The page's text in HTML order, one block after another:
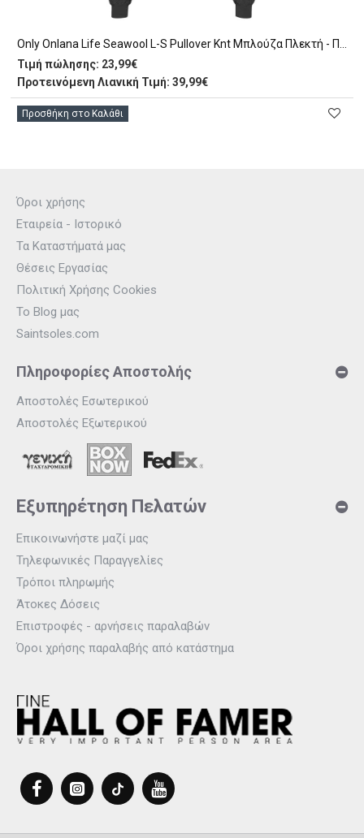
Τιμή πώλησης: 23,99€
Προτεινόμενη Λιανική Τιμή: 39,99€
Προσθήκη στο Καλάθι
Όροι χρήσης
Εταιρεία - Ιστορικό
Τα Καταστήματά μας
Θέσεις Εργασίας
Πολιτική Χρήσης Cookies
Το Blog μας
Saintsoles.com
Πληροφορίες Αποστολής
Αποστολές Εσωτερικού
Αποστολές Εξωτερικού
Εξυπηρέτηση Πελατών
Επικοινωνήστε μαζί μας
Τηλεφωνικές Παραγγελίες
Τρόποι πληρωμής
Άτοκες Δόσεις
Επιστροφές - αρνήσεις παραλαβών
Όροι χρήσης παραλαβής από κατάστημα